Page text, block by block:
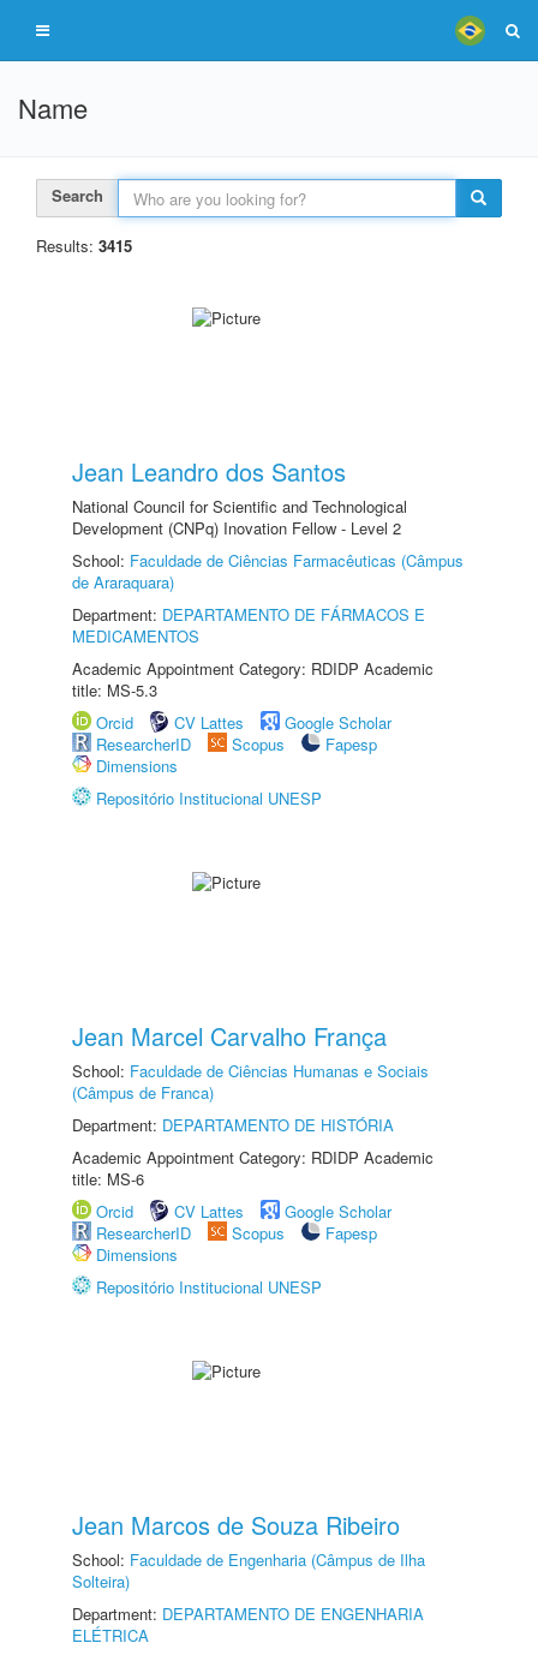
Name
Search
Results: 3415
Jean Leandro dos Santos
National Council for Scientific and Technological
Development (CNPq) Inovation Fellow - Level 2
School: Faculdade de Ciências Farmacêuticas (Câmpus
de Araraquara)
Department: DEPARTAMENTO DE FÁRMACOS E
MEDICAMENTOS
Academic Appointment Category: RDIDP Academic
title: MS-5.3
Orcid
CV Lattes
Google Scholar
ResearcherID
Scopus
Fapesp
Dimensions
Repositório Institucional UNESP
Jean Marcel Carvalho França
School: Faculdade de Ciências Humanas e Sociais
(Câmpus de Franca)
Department: DEPARTAMENTO DE HISTÓRIA
Academic Appointment Category: RDIDP Academic
title: MS-6
Orcid
CV Lattes
Google Scholar
ResearcherID
Scopus
Fapesp
Dimensions
Repositório Institucional UNESP
Jean Marcos de Souza Ribeiro
School: Faculdade de Engenharia (Câmpus de Ilha
Solteira)
Department: DEPARTAMENTO DE ENGENHARIA
ELÉTRICA